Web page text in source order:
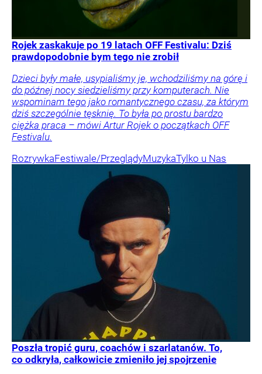
Rojek zaskakuje po 19 latach OFF Festivalu: Dziś
prawdopodobnie bym tego nie zrobił
Dzieci były małe, usypialiśmy je, wchodziliśmy na górę i
do późnej nocy siedzieliśmy przy komputerach. Nie
wspominam tego jako romantycznego czasu, za którym
dziś szczególnie tęsknię. To była po prostu bardzo
ciężka praca – mówi Artur Rojek o początkach OFF
Festivalu.
RozrywkaFestiwale/PrzeglądyMuzykaTylko u Nas
Poszła tropić guru, coachów i szarlatanów. To,
co odkryła, całkowicie zmieniło jej spojrzenie